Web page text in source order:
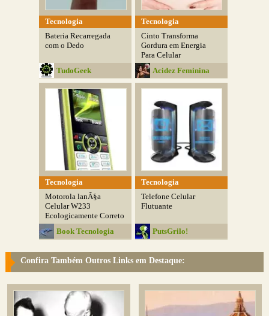
Tecnologia
Bateria Recarregada
com o Dedo
TudoGeek
Tecnologia
Cinto Transforma
Gordura em Energia
Para Celular
Acidez Feminina
Tecnologia
Motorola lanÃ§a
Celular W233
Ecologicamente Correto
Book Tecnologia
Tecnologia
Telefone Celular
Flutuante
PutsGrilo!
Confira Também Outros Links em Destaque: